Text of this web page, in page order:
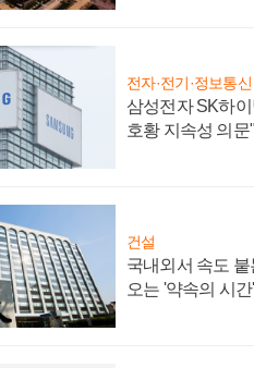
전자·전기·정보통신
삼성전자 SK하
호황 지속성 의문"
건설
국내외서 속도 붙
오는 '약속의 시간'